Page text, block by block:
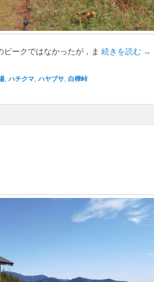
ークではなかったが，ま 続きを読む →
, ハチクマ ハヤブサ 白樺峠